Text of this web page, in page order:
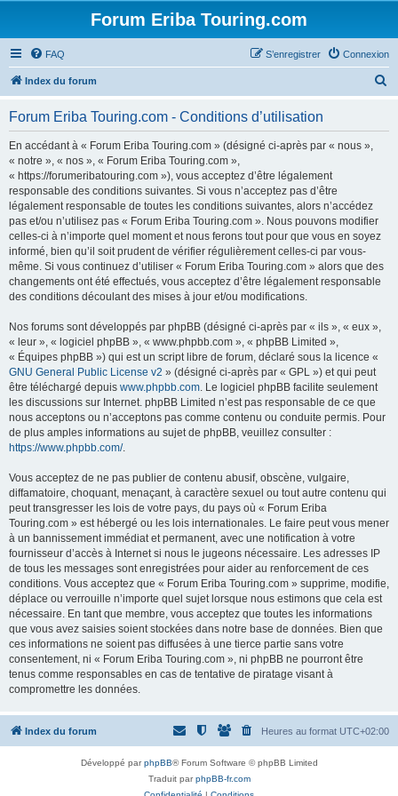
Forum Eriba Touring.com
FAQ Connexion
S’enregistrer
Index du forum
Forum Eriba Touring.com - Conditions d’utilisation
En accédant à « Forum Eriba Touring.com » (désigné ci-après par « nous »,
« notre », « nos », « Forum Eriba Touring.com »,
« https://forumeribatouring.com »), vous acceptez d’être légalement
responsable des conditions suivantes. Si vous n’acceptez pas d’être
légalement responsable de toutes les conditions suivantes, alors n’accédez
pas et/ou n’utilisez pas « Forum Eriba Touring.com ». Nous pouvons modifier
celles-ci à n’importe quel moment et nous ferons tout pour que vous en soyez
informé, bien qu’il soit prudent de vérifier régulièrement celles-ci par vous-
même. Si vous continuez d’utiliser « Forum Eriba Touring.com » alors que des
changements ont été effectués, vous acceptez d’être légalement responsable
des conditions découlant des mises à jour et/ou modifications.
Nos forums sont développés par phpBB (désigné ci-après par « ils », « eux »,
« leur », « logiciel phpBB », « www.phpbb.com », « phpBB Limited »,
« Équipes phpBB ») qui est un script libre de forum, déclaré sous la licence «
GNU General Public License v2 » (désigné ci-après par « GPL ») et qui peut
être téléchargé depuis www.phpbb.com. Le logiciel phpBB facilite seulement
les discussions sur Internet. phpBB Limited n’est pas responsable de ce que
nous acceptons ou n’acceptons pas comme contenu ou conduite permis. Pour
de plus amples informations au sujet de phpBB, veuillez consulter :
https://www.phpbb.com/.
Vous acceptez de ne pas publier de contenu abusif, obscène, vulgaire,
diffamatoire, choquant, menaçant, à caractère sexuel ou tout autre contenu qui
peut transgresser les lois de votre pays, du pays où « Forum Eriba
Touring.com » est hébergé ou les lois internationales. Le faire peut vous mener
à un bannissement immédiat et permanent, avec une notification à votre
fournisseur d’accès à Internet si nous le jugeons nécessaire. Les adresses IP
de tous les messages sont enregistrées pour aider au renforcement de ces
conditions. Vous acceptez que « Forum Eriba Touring.com » supprime, modifie,
déplace ou verrouille n’importe quel sujet lorsque nous estimons que cela est
nécessaire. En tant que membre, vous acceptez que toutes les informations
que vous avez saisies soient stockées dans notre base de données. Bien que
ces informations ne soient pas diffusées à une tierce partie sans votre
consentement, ni « Forum Eriba Touring.com », ni phpBB ne pourront être
tenus comme responsables en cas de tentative de piratage visant à
compromettre les données.
Index du forum Heures au format UTC+02:00
Développé parphpBB® Forum Software © phpBB Limited
Traduit parphpBB-fr.com